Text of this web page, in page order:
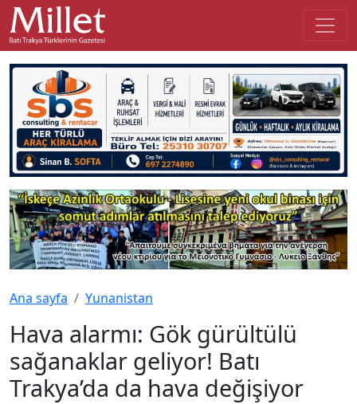
Ana sayfa Yunanistan
Hava alarmı: Gök gürültülü
sağanaklar geliyor! Batı
Trakya’da da hava değişiyor